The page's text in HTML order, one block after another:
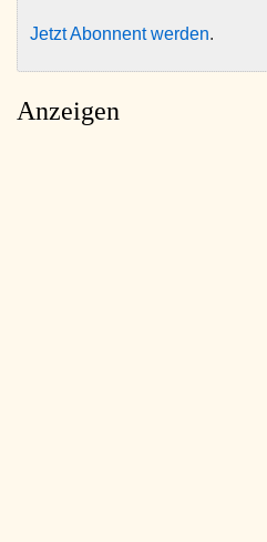
Jetzt Abonnent werden.
Anzeigen